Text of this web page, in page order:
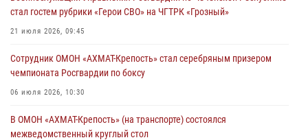
21 июля 2026, 09:45
В ДНР росгвардейцы уничтожили около 80 вражеских
19 июля 2026, 13:50
В Грозном Росгвардия обеспечила безопасность конно-спортивных
18 июля 2026, 13:46
стал гостем рубрики «Герои СВО» на ЧГТРК «Грозный»
21 июля 2026, 09:45
Сотрудник ОМОН «АХМАТ-Крепость» стал серебряным призером
чемпионата Росгвардии по боксу
06 июля 2026, 10:30
В ОМОН «АХМАТ-Крепость» (на транспорте) состоялся
межведомственный круглый стол